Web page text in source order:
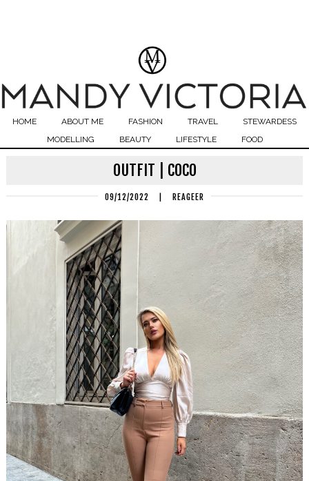
HOME ABOUT ME FASHION TRAVEL
STEWARDESS
MODELLING
BEAUTY LIFESTYLE FOOD
OUTFIT | COCO
09/12/2022 REAGEER